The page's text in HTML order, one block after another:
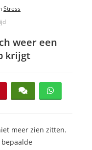
Stress
weer een
krijgt
meer zien zitten.